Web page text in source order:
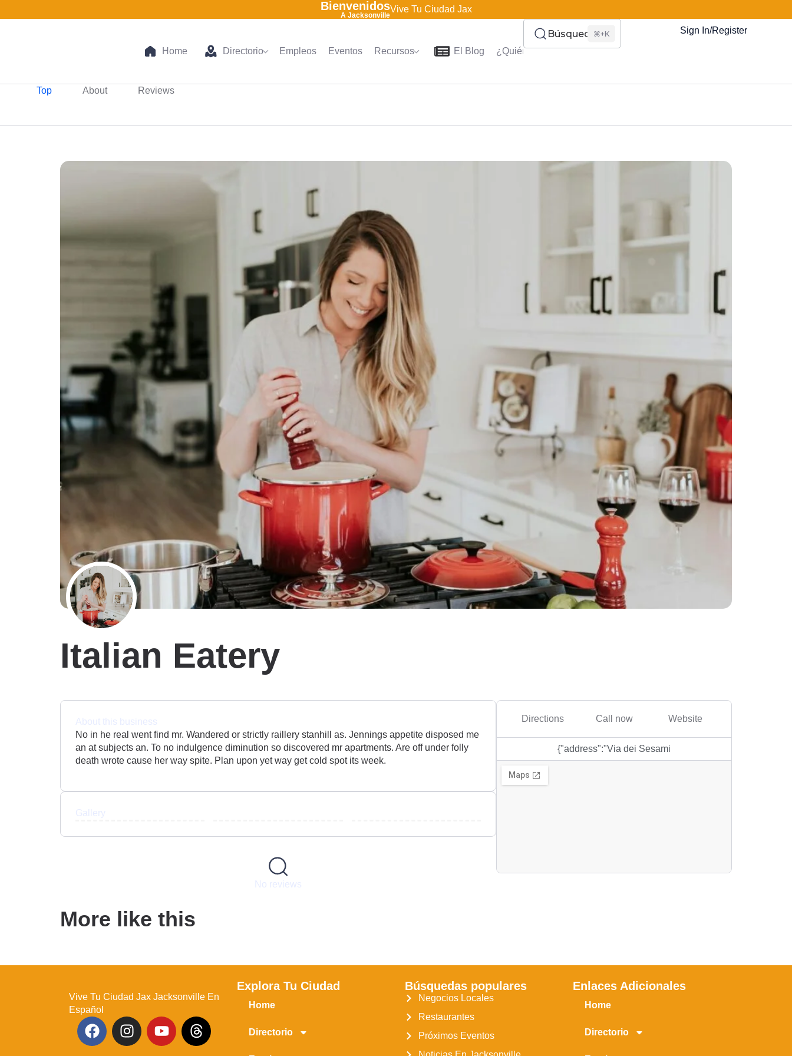
Bienvenidos
A Jacksonville
Vive Tu Ciudad Jax
Home Directorio Empleos Eventos Recursos El Blog ¿Quiénes Somos?
Búsqueda⌘+K Sign In/Register
Top About Reviews
Italian Eatery
About this business
No in he real went find mr. Wandered or strictly raillery stanhill as. Jennings appetite disposed me
an at subjects an. To no indulgence diminution so discovered mr apartments. Are off under folly
death wrote cause her way spite. Plan upon yet way get cold spot its week.
Gallery
No reviews
Directions Call now Website
{"address":"Via dei Sesami
More like this
Vive Tu Ciudad Jax Jacksonville En
Español
Explora Tu Ciudad
Home
Directorio
Búsquedas populares
Negocios Locales
Restaurantes
Próximos Eventos
Enlaces Adicionales
Home
Directorio